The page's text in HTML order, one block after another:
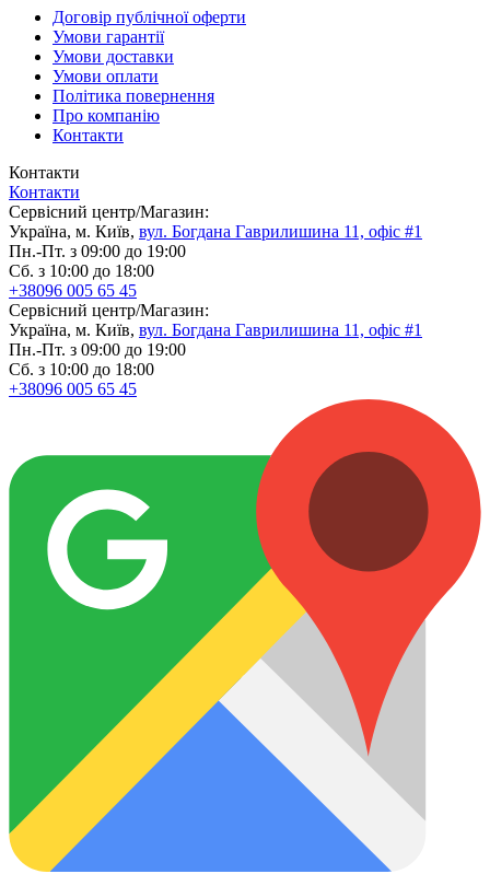
Договір публічної оферти
Умови гарантії
Умови доставки
Умови оплати
Політика повернення
Про компанію
Контакти
Контакти
Контакти
Сервісний центр/Магазин:
Україна, м. Київ, вул. Богдана Гаврилишина 11, офіс #1
Пн.-Пт. з 09:00 до 19:00
Сб. з 10:00 до 18:00
+38096 005 65 45
Сервісний центр/Магазин:
Україна, м. Київ, вул. Богдана Гаврилишина 11, офіс #1
Пн.-Пт. з 09:00 до 19:00
Сб. з 10:00 до 18:00
+38096 005 65 45